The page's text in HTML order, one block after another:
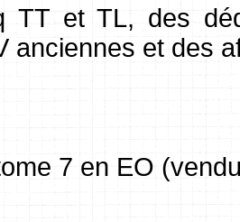
TT et TL, des
anciennes et des
7 en EO